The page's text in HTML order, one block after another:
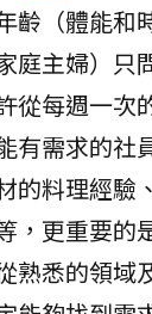
齡（體能和
庭主婦）只
從每週一次
有需求的社
的料理經驗
，更重要的
熟悉的領域